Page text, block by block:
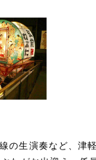
の生演奏など、津